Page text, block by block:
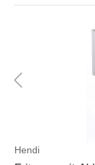
Hendi